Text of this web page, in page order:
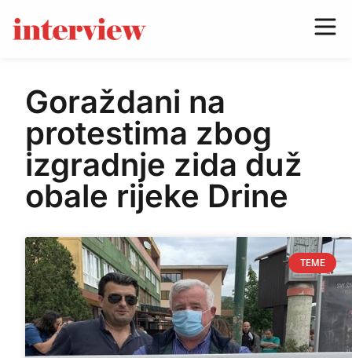
Goraždani na
protestima zbog
izgradnje zida duž
obale rijeke Drine
TEME